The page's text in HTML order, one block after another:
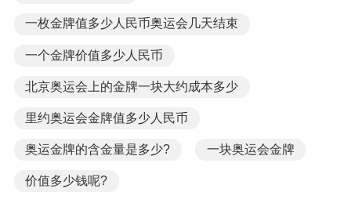
一枚金牌值多少人民币奥运会几天结束
一个金牌价值多少人民币
北京奥运会上的金牌一块大约成本多少
里约奥运会金牌值多少人民币
奥运金牌的含金量是多少? 一块奥运会金牌
价值多少钱呢?